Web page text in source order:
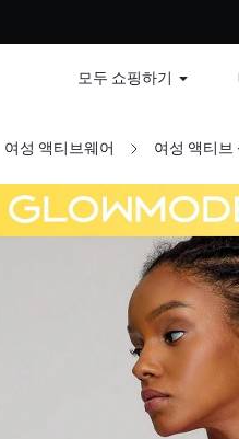
모두 쇼핑하기
여성 액티브웨어 여성 액티브